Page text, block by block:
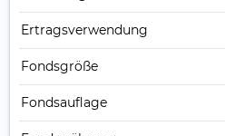
Ertrags­verwendung
Fonds­größe
Fonds­auflage